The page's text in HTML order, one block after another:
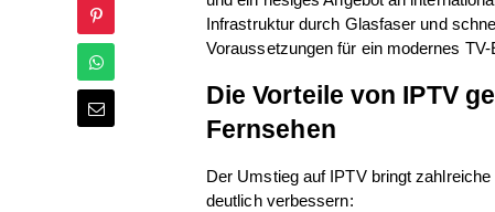
Infrastruktur durch Glasfaser und
Voraussetzungen für ein modernes TV-
Die Vorteile von IPTV
Fernsehen
Der Umstieg auf IPTV bringt
deutlich verbessern: